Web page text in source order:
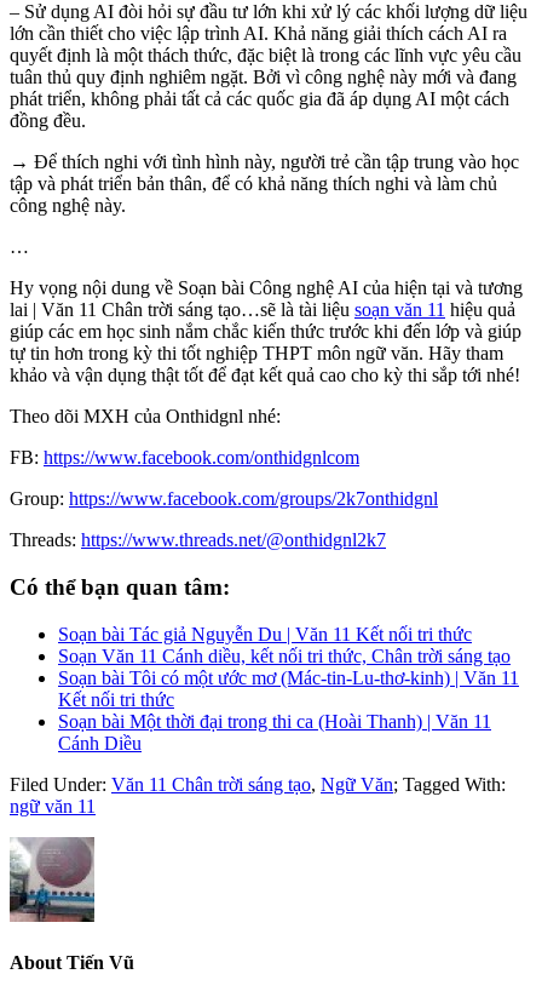
– Sử dụng AI đòi hỏi sự đầu tư lớn khi xử lý các khối lượng dữ liệu
lớn cần thiết cho việc lập trình AI. Khả năng giải thích cách AI ra
quyết định là một thách thức, đặc biệt là trong các lĩnh vực yêu cầu
tuân thủ quy định nghiêm ngặt. Bởi vì công nghệ này mới và đang
phát triển, không phải tất cả các quốc gia đã áp dụng AI một cách
đồng đều.
→ Để thích nghi với tình hình này, người trẻ cần tập trung vào học
tập và phát triển bản thân, để có khả năng thích nghi và làm chủ
công nghệ này.
…
Hy vọng nội dung về Soạn bài Công nghệ AI của hiện tại và tương
lai | Văn 11 Chân trời sáng tạo…sẽ là tài liệu soạn văn 11 hiệu quả
giúp các em học sinh nắm chắc kiến thức trước khi đến lớp và giúp
tự tin hơn trong kỳ thi tốt nghiệp THPT môn ngữ văn. Hãy tham
khảo và vận dụng thật tốt để đạt kết quả cao cho kỳ thi sắp tới nhé!
Theo dõi MXH của Onthidgnl nhé:
FB: https://www.facebook.com/onthidgnlcom
Group: https://www.facebook.com/groups/2k7onthidgnl
Threads: https://www.threads.net/@onthidgnl2k7
Có thể bạn quan tâm:
Soạn bài Tác giả Nguyễn Du | Văn 11 Kết nối tri thức
Soạn Văn 11 Cánh diều, kết nối tri thức, Chân trời sáng tạo
Soạn bài Tôi có một ước mơ (Mác-tin-Lu-thơ-kinh) | Văn 11
Kết nối tri thức
Soạn bài Một thời đại trong thi ca (Hoài Thanh) | Văn 11
Cánh Diều
Filed Under: Văn 11 Chân trời sáng tạo, Ngữ Văn; Tagged With:
ngữ văn 11
About Tiến Vũ